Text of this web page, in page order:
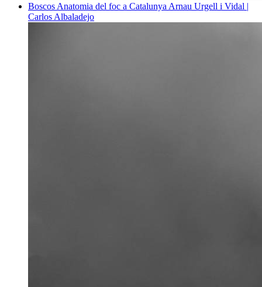
Boscos Anatomia del foc a Catalunya Arnau Urgell i Vidal |
Carlos Albaladejo